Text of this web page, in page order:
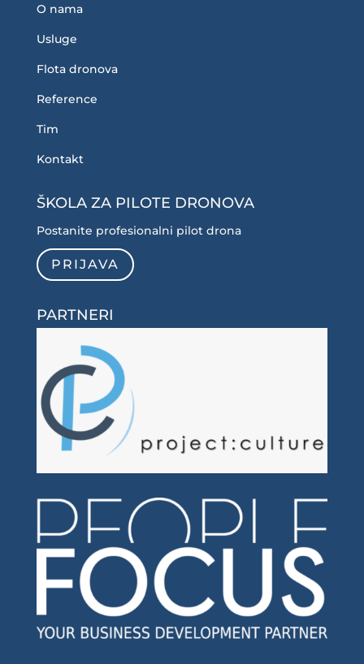
O nama
Usluge
Flota dronova
Reference
Tim
Kontakt
ŠKOLA ZA PILOTE DRONOVA
Postanite profesionalni pilot drona
PRIJAVA
PARTNERI